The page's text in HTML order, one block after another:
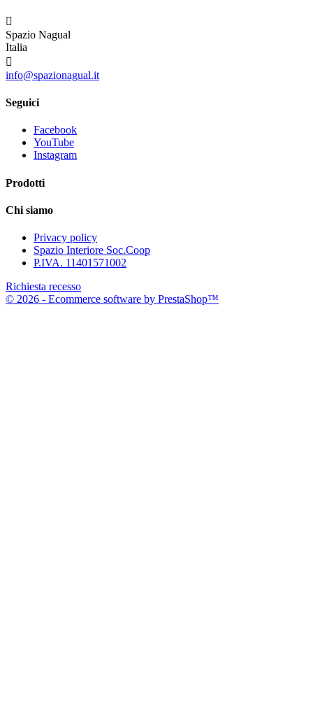

Spazio Nagual
Italia

info@spazionagual.it
Seguici
Facebook
YouTube
Instagram
Prodotti
Chi siamo
Privacy policy
Spazio Interiore Soc.Coop
P.IVA. 11401571002
Richiesta recesso
© 2026 - Ecommerce software by PrestaShop™